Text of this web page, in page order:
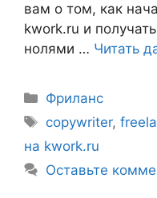
вам о том, как
kwork.ru и
нолями … Читать
Фриланс
copywriter,
на kwork.ru
Оставьте